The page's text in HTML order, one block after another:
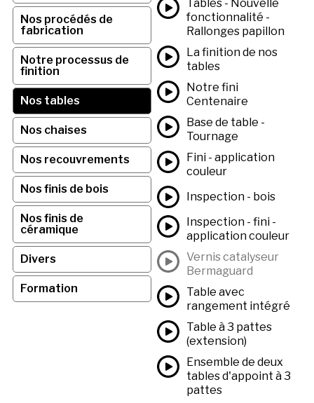
Nos procédés de
fabrication
Notre processus de
finition
Nos tables
Nos chaises
Nos recouvrements
Nos finis de bois
Nos finis de
céramique
Divers
Formation
Tables - Nouvelle
fonctionnalité -
Rallonges papillon
La finition de nos
tables
Notre fini
Centenaire
Base de table -
Tournage
Fini - application
couleur
Inspection - bois
Inspection - fini -
application couleur
Vernis catalyseur
Bermaguard
Table avec
rangement intégré
Table à 3 pattes
(extension)
Ensemble de deux
tables d'appoint à 3
pattes